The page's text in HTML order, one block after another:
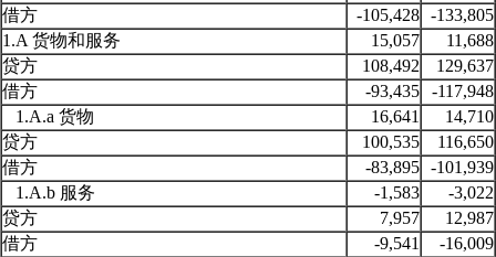
借方
-105,428 -133,805
1.A 货物和服务
15,057
11,688
贷方
108,492
129,637
借方
-93,435
-117,948
1.A.a 货物
16,641
14,710
贷方
100,535
116,650
借方
-83,895 -101,939
1.A.b 服务
-1,583
-3,022
贷方
7,957
12,987
借方
-9,541
-16,009